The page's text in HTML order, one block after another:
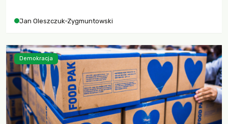
Jan Oleszczuk-Zygmuntowski
Demokracja